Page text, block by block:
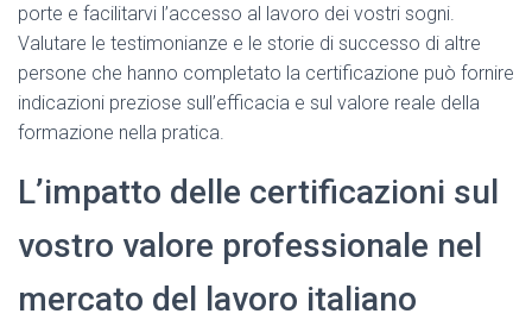
porte e facilitarvi l’accesso al lavoro dei vostri sogni.
Valutare le testimonianze e le storie di successo di altre
persone che hanno completato la certificazione può fornire
indicazioni preziose sull’efficacia e sul valore reale della
formazione nella pratica.
L’impatto delle certificazioni sul
vostro valore professionale nel
mercato del lavoro italiano